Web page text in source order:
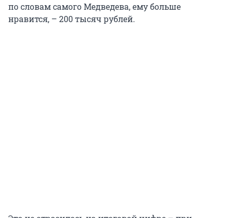
по словам самого Медведева, ему больше
нравится, – 200 тысяч рублей.